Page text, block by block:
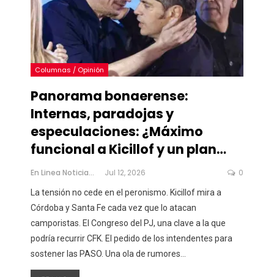
Columnas / Opinión
Panorama bonaerense:
Internas, paradojas y
especulaciones: ¿Máximo
funcional a Kicillof y un plan…
En Linea Noticias Jul 12, 2026 0
La tensión no cede en el peronismo. Kicillof mira a
Córdoba y Santa Fe cada vez que lo atacan
camporistas. El Congreso del PJ, una clave a la que
podría recurrir CFK. El pedido de los intendentes para
sostener las PASO. Una ola de rumores